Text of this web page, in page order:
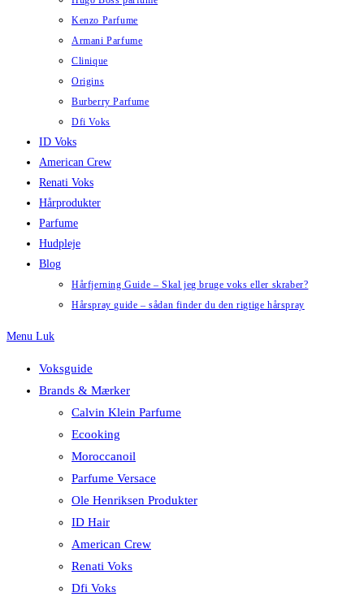
Kenzo Parfume
Armani Parfume
Clinique
Origins
Burberry Parfume
Dfi Voks
ID Voks
American Crew
Renati Voks
Hårprodukter
Parfume
Hudpleje
Blog
Hårfjerning Guide – Skal jeg bruge voks eller skraber?
Hårspray guide – sådan finder du den rigtige hårspray
Menu Luk
Voksguide
Brands & Mærker
Calvin Klein Parfume
Ecooking
Moroccanoil
Parfume Versace
Ole Henriksen Produkter
ID Hair
American Crew
Renati Voks
Dfi Voks